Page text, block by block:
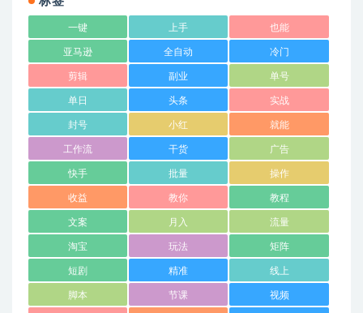
一键 上手 也能
亚马逊 全自动 冷门
剪辑 副业 单号
单日 头条 实战
封号 小红 就能
工作流 干货 广告
快手 批量 操作
收益 教你 教程
文案 月入 流量
淘宝 玩法 矩阵
短剧 精准 线上
脚本 节课 视频